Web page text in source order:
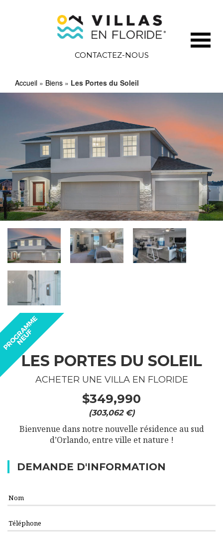
CONTACTEZ-NOUS
Accueil » Biens » Les Portes du Soleil
LES PORTES DU SOLEIL
ACHETER UNE VILLA EN FLORIDE
$349,990
(303,062 €)
Bienvenue dans notre nouvelle résidence au sud
d’Orlando, entre ville et nature !
DEMANDE D'INFORMATION